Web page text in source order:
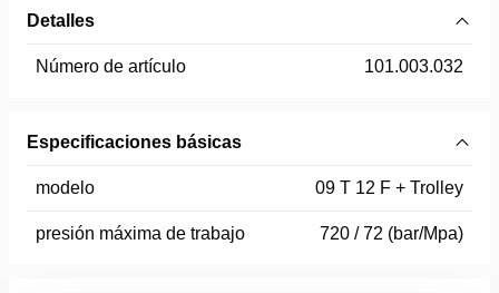
Detalles
Número de artículo 101.003.032
Especificaciones básicas
modelo 09 T 12 F + Trolley
presión máxima de trabajo 720 / 72 (bar/Mpa)